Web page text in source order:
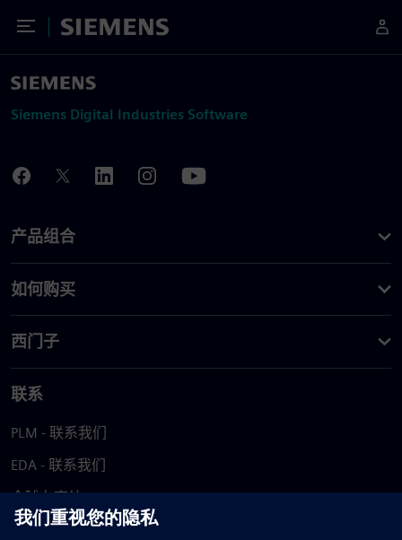
Toggle Menu
Siemens
Siemens Digital Industries Software
产品组合
如何购买
西门子
联系
PLM - 联系我们
EDA - 联系我们
全球办事处
支持中心